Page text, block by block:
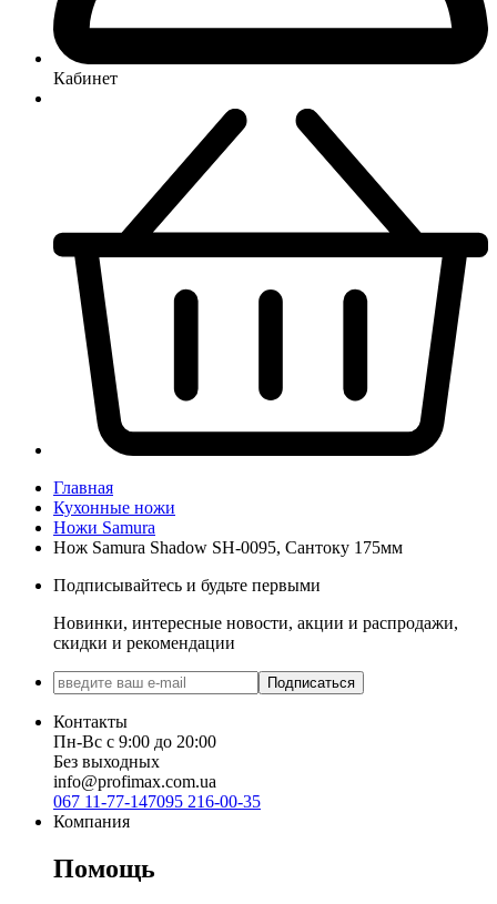
Кабинет
Главная
Кухонные ножи
Ножи Samura
Нож Samura Shadow SH-0095, Сантоку 175мм
Подписывайтесь и будьте первыми
Новинки, интересные новости, акции и распродажи,
скидки и рекомендации
Подписаться
Контакты
Пн-Вс с 9:00 до 20:00
Без выходных
info@profimax.com.ua
067 11-77-147095 216-00-35
Компания
Помощь